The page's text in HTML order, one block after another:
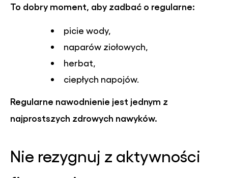
To dobry moment, aby zadbać o regularne:
picie wody,
naparów ziołowych,
herbat,
ciepłych napojów.
Regularne nawodnienie jest jednym z
najprostszych zdrowych nawyków.
Nie rezygnuj z aktywności